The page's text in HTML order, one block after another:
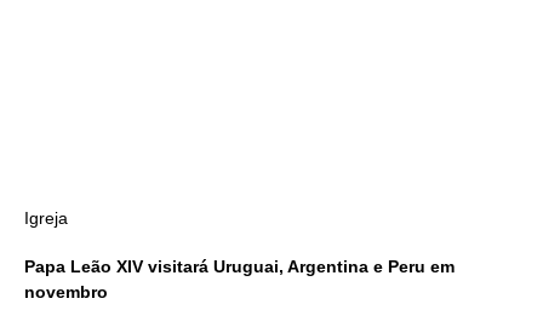
Igreja
Papa Leão XIV visitará Uruguai, Argentina e Peru em
novembro